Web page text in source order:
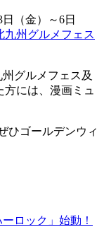
（金）～6日
九州グルメフェス
グルメフェス及
には、漫画ミュ
ひゴールデンウィ
ロック」始動！